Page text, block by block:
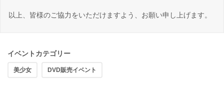
以上、皆様のご協力をいただけますよう、お願い申し上げます。
イベントカテゴリー
美少女 DVD販売イベント